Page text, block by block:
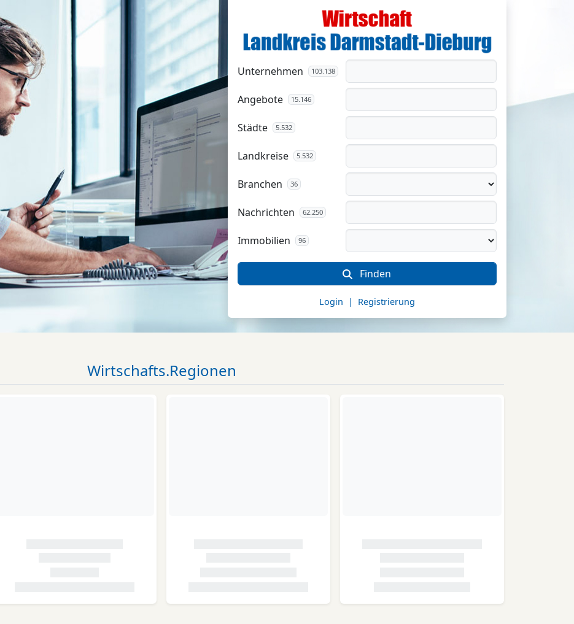
Unternehmen 103.138
Angebote 15.146
Städte 5.532
Landkreise 5.532
Branchen 36
Nachrichten 62.250
Immobilien 96
Finden
Login | Registrierung
Wirtschafts.Regionen